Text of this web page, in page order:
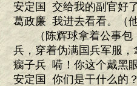
安定国 交给我的副官好
葛政廉 我进去看看。（
（陈辉球拿着公事包，
兵，穿着伪满国兵军服
瘸子兵 嗬！你这个戴黑
安定国 你们是干什么的